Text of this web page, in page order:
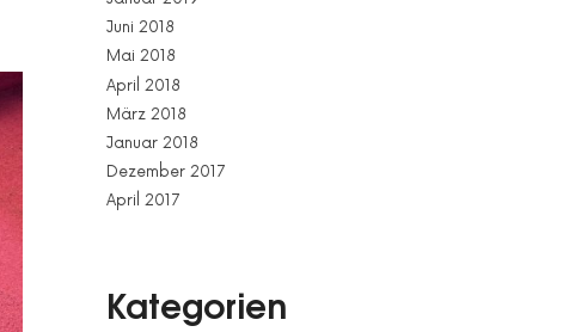
Juni 2018
Mai 2018
April 2018
März 2018
Januar 2018
Dezember 2017
April 2017
Kategorien